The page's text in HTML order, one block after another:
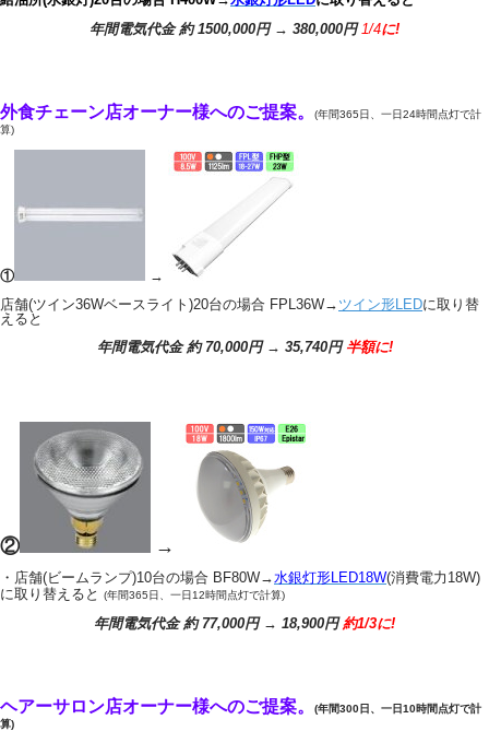
年間電気代金 約 1500,000円 → 380,000円 1/4に!
外食チェーン店オーナー様へのご提案。
(年間365日、一日24時間点灯で計
算)
①
→
店舗(ツイン36Wベースライト)20台の場合 FPL36W→ ツイン形LEDに取り替
えると
年間電気代金 約 70,000円 → 35,740円 半額に!
② →
・店舗(ビームランプ)10台の場合 BF80W→水銀灯形LED18W(消費電力18W)
に取り替えると
(年間365日、一日12時間点灯で計算)
年間電気代金 約 77,000円 → 18,900円約1/3に!
ヘアーサロン店オーナー様へのご提案。
(年間300日、一日10時間点灯で計
算)